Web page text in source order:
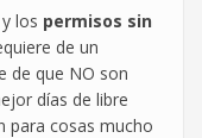
y los permisos sin
de un
de que NO son
días de libre
para cosas mucho